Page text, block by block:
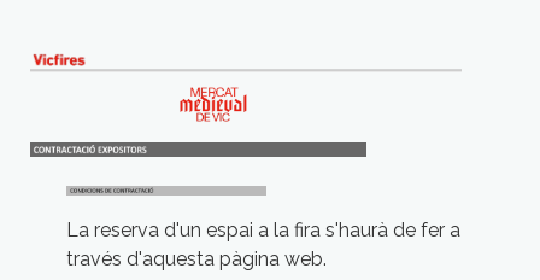
La reserva d'un espai a la fira s'haurà de fer a
través d'aquesta pàgina web.